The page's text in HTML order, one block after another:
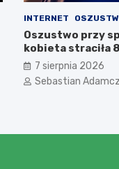
INTERNET
Oszustwo przy
kobieta straciła
7 sierpnia 2026
Sebastian